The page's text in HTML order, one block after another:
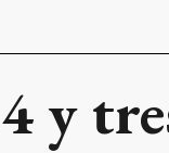
y